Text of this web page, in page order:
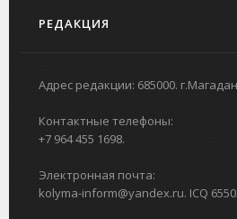
РЕДАКЦИЯ
Адрес редакции: 685000.
Контактные телефоны:
+7 964 455 1698.
Электронная почта:
kolyma-inform@yandex.ru. ICQ